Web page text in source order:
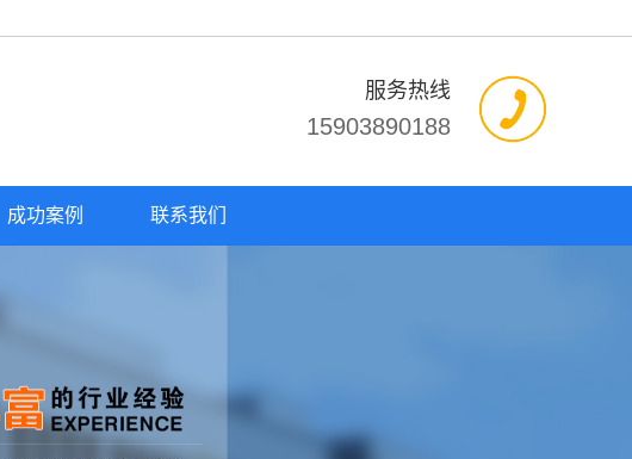
服务热线
15903890188
成功案例 联系我们